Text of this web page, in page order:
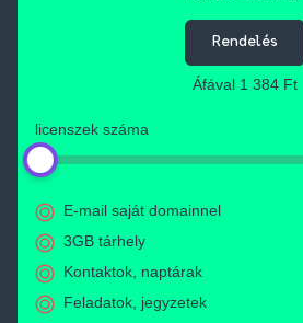
Rendelés
Áfával 1 384 Ft
licenszek száma
E-mail saját domainnel
3GB tárhely
Kontaktok, naptárak
Feladatok, jegyzetek